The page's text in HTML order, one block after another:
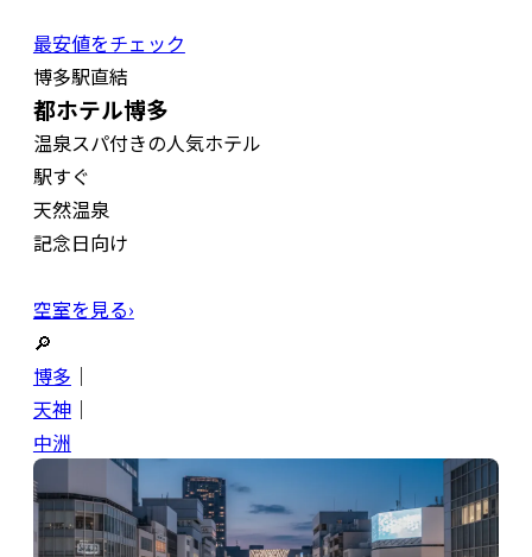
最安値をチェック
博多駅直結
都ホテル博多
温泉スパ付きの人気ホテル
駅すぐ
天然温泉
記念日向け
空室を見る›
🔎
博多 ｜
天神｜
中洲